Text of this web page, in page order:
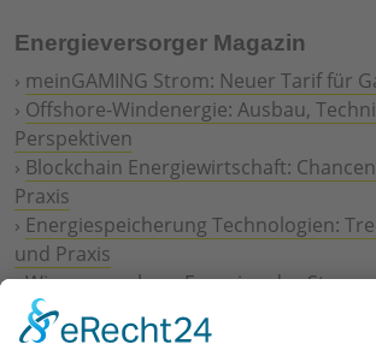
Energieversorger Magazin
› meinGAMING Strom: Neuer Tarif für
› Offshore-Windenergie: Ausbau,
Perspektiven
› Blockchain Energiewirtschaft:
Praxis
› Energiespeicherung Technologien:
und Praxis
›Wie erneuerbare Energien das
Digitalisierung Energiewirtschaft:
Prozesse